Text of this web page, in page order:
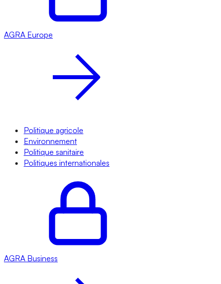
AGRA Europe
Politique agricole
Environnement
Politique sanitaire
Politiques internationales
AGRA Business